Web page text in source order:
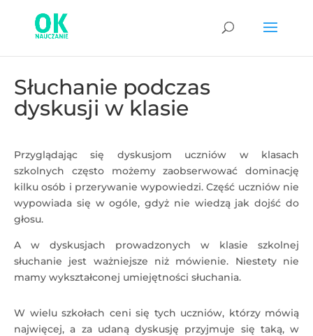
Słuchanie podczas
dyskusji w klasie
Przyglądając się dyskusjom uczniów w klasach
szkolnych często możemy zaobserwować dominację
kilku osób i przerywanie wypowiedzi. Część uczniów nie
wypowiada się w ogóle, gdyż nie wiedzą jak dojść do
głosu.
A w dyskusjach prowadzonych w klasie szkolnej
słuchanie jest ważniejsze niż mówienie. Niestety nie
mamy wykształconej umiejętności słuchania.
W wielu szkołach ceni się tych uczniów, którzy mówią
najwięcej, a za udaną dyskusję przyjmuje się taką, w